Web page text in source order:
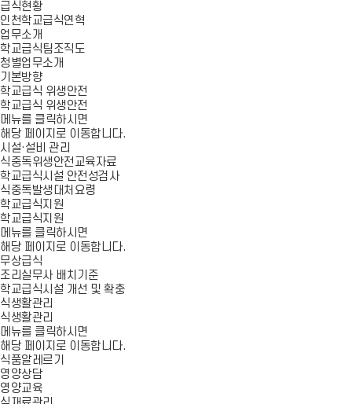
급식현황
인천학교급식연혁
업무소개
학교급식팀조직도
청별업무소개
기본방향
학교급식 위생안전
학교급식 위생안전
메뉴를 클릭하시면
해당 페이지로 이동합니다.
시설·설비 관리
식중독위생안전교육자료
학교급식시설 안전성검사
식중독발생대처요령
학교급식지원
학교급식지원
메뉴를 클릭하시면
해당 페이지로 이동합니다.
무상급식
조리실무사 배치기준
학교급식시설 개선 및 확충
식생활관리
식생활관리
메뉴를 클릭하시면
해당 페이지로 이동합니다.
식품알레르기
영양상담
영양교육